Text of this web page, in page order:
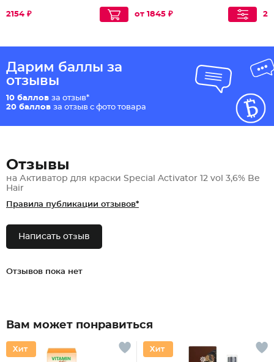
2154 ₽ от 1845 ₽
Дарим баллы за
отзывы
10 баллов за отзыв*
20 баллов за отзыв с фото товара
Отзывы
на Активатор для краски Special Activator 12 vol 3,6% Be
Hair
Правила публикации отзывов*
Написать отзыв
Отзывов пока нет
Вам может понравиться